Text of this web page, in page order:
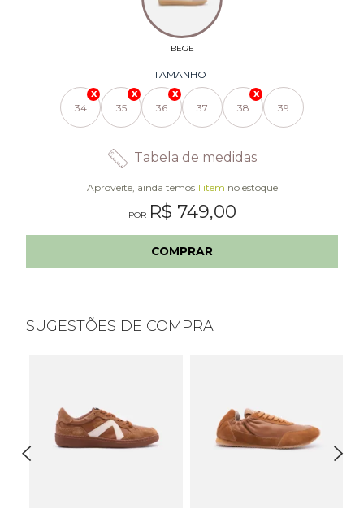
TAMANHO
34 35 36 37 38 39
Tabela de medidas
Aproveite, ainda temos 1 item no estoque
R$ 749,00
COMPRAR
SUGESTÕES DE COMPRA